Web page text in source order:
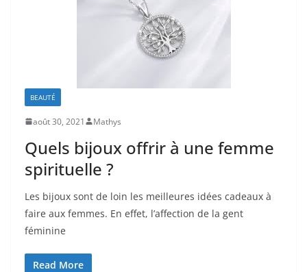
BEAUTÉ
août 30, 2021 Mathys
Quels bijoux offrir à une femme
spirituelle ?
Les bijoux sont de loin les meilleures idées cadeaux à
faire aux femmes. En effet, l’affection de la gent
féminine
Read More